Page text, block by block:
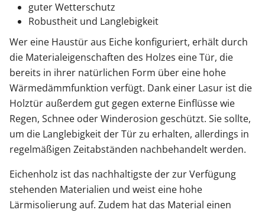
guter Wetterschutz
Robustheit und Langlebigkeit
Wer eine Haustür aus Eiche konfiguriert, erhält durch
die Materialeigenschaften des Holzes eine Tür, die
bereits in ihrer natürlichen Form über eine hohe
Wärmedämmfunktion verfügt. Dank einer Lasur ist die
Holztür außerdem gut gegen externe Einflüsse wie
Regen, Schnee oder Winderosion geschützt. Sie sollte,
um die Langlebigkeit der Tür zu erhalten, allerdings in
regelmäßigen Zeitabständen nachbehandelt werden.
Eichenholz ist das nachhaltigste der zur Verfügung
stehenden Materialien und weist eine hohe
Lärmisolierung auf. Zudem hat das Material einen